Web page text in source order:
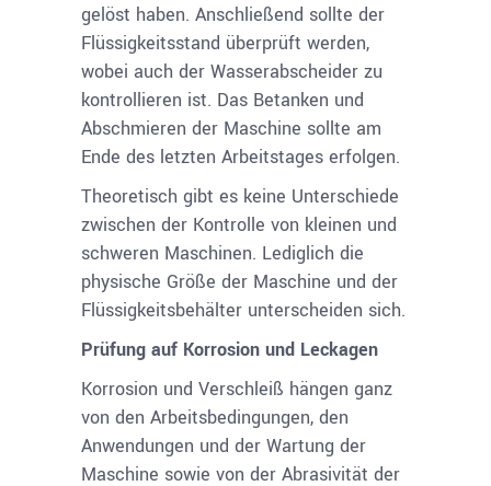
gelöst haben. Anschließend sollte der
Flüssigkeitsstand überprüft werden,
wobei auch der Wasserabscheider zu
kontrollieren ist. Das Betanken und
Abschmieren der Maschine sollte am
Ende des letzten Arbeitstages erfolgen.
Theoretisch gibt es keine Unterschiede
zwischen der Kontrolle von kleinen und
schweren Maschinen. Lediglich die
physische Größe der Maschine und der
Flüssigkeitsbehälter unterscheiden sich.
Prüfung auf Korrosion und Leckagen
Korrosion und Verschleiß hängen ganz
von den Arbeitsbedingungen, den
Anwendungen und der Wartung der
Maschine sowie von der Abrasivität der